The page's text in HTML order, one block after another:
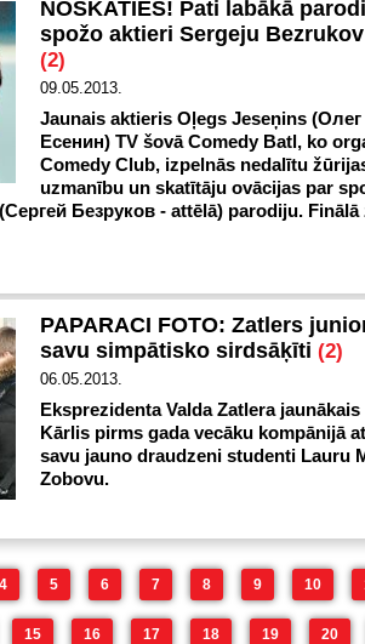
NOSKATIES! Pati labākā
spožo aktieri Sergeju
(2)
09.05.2013.
Jaunais aktieris Oļegs Jeseņins (Олег
Есенин) TV šovā Comedy Batl, ko
Comedy Club, izpelnās nedalītu
uzmanību un skatītāju ovācijas par
Безруков - attēlā) parodiju. Finālā
PAPARACI FOTO: Zatlers
savu simpātisko sirdsāķīti (2)
06.05.2013.
Eksprezidenta Valda Zatlera jaunākais
Kārlis pirms gada vecāku kompānijā
savu jauno draudzeni studenti Lauru
Zobovu.
4 5 6 7 8 9 10
15 16 17 18 19 20